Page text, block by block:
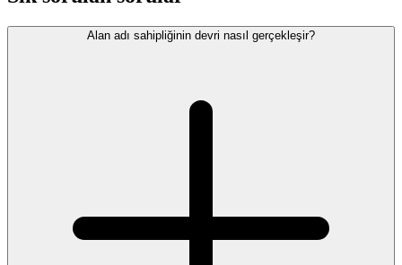
Alan adı sahipliğinin devri nasıl gerçekleşir?